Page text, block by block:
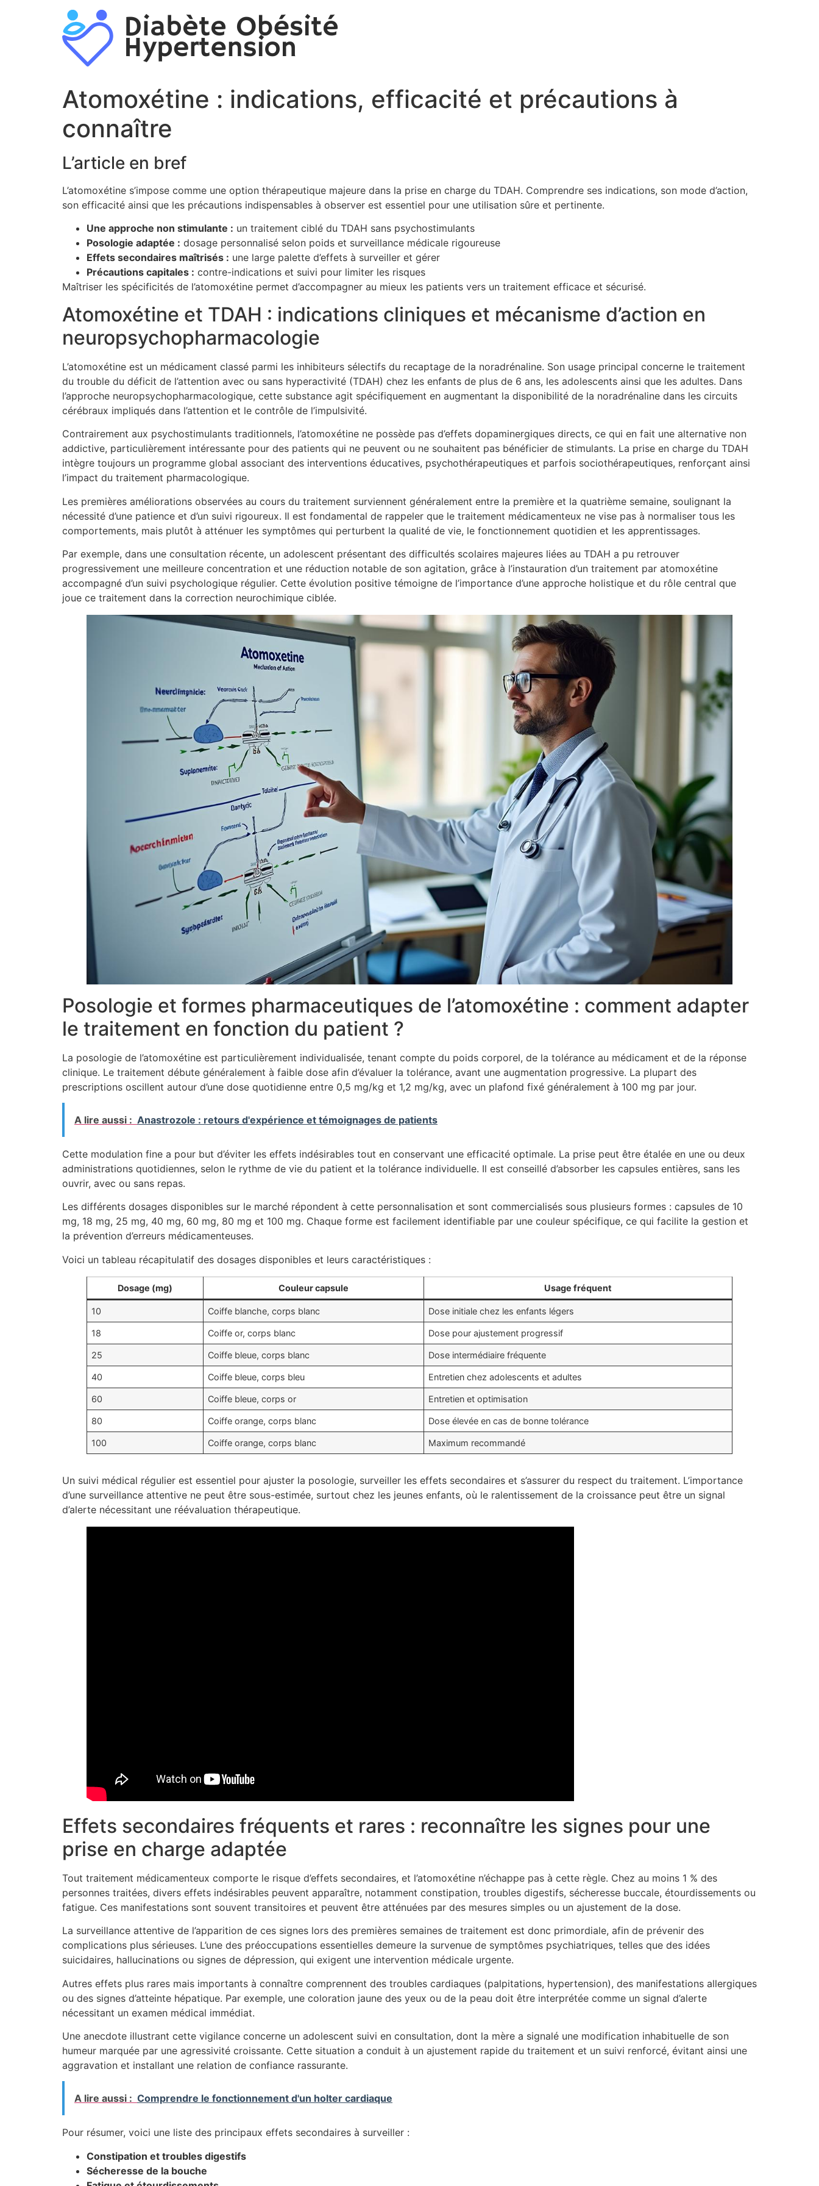
Atomoxétine : indications, efficacité et précautions à
connaître
L’article en bref
L’atomoxétine s’impose comme une option thérapeutique majeure dans la prise en charge du TDAH. Comprendre ses indications, son mode d’action,
son efficacité ainsi que les précautions indispensables à observer est essentiel pour une utilisation sûre et pertinente.
Une approche non stimulante : un traitement ciblé du TDAH sans psychostimulants
Posologie adaptée : dosage personnalisé selon poids et surveillance médicale rigoureuse
Effets secondaires maîtrisés : une large palette d’effets à surveiller et gérer
Précautions capitales : contre-indications et suivi pour limiter les risques
Maîtriser les spécificités de l’atomoxétine permet d’accompagner au mieux les patients vers un traitement efficace et sécurisé.
Atomoxétine et TDAH : indications cliniques et mécanisme d’action en
neuropsychopharmacologie
L’atomoxétine est un médicament classé parmi les inhibiteurs sélectifs du recaptage de la noradrénaline. Son usage principal concerne le traitement
du trouble du déficit de l’attention avec ou sans hyperactivité (TDAH) chez les enfants de plus de 6 ans, les adolescents ainsi que les adultes. Dans
l’approche neuropsychopharmacologique, cette substance agit spécifiquement en augmentant la disponibilité de la noradrénaline dans les circuits
cérébraux impliqués dans l’attention et le contrôle de l’impulsivité.
Contrairement aux psychostimulants traditionnels, l’atomoxétine ne possède pas d’effets dopaminergiques directs, ce qui en fait une alternative non
addictive, particulièrement intéressante pour des patients qui ne peuvent ou ne souhaitent pas bénéficier de stimulants. La prise en charge du TDAH
intègre toujours un programme global associant des interventions éducatives, psychothérapeutiques et parfois sociothérapeutiques, renforçant ainsi
l’impact du traitement pharmacologique.
Les premières améliorations observées au cours du traitement surviennent généralement entre la première et la quatrième semaine, soulignant la
nécessité d’une patience et d’un suivi rigoureux. Il est fondamental de rappeler que le traitement médicamenteux ne vise pas à normaliser tous les
comportements, mais plutôt à atténuer les symptômes qui perturbent la qualité de vie, le fonctionnement quotidien et les apprentissages.
Par exemple, dans une consultation récente, un adolescent présentant des difficultés scolaires majeures liées au TDAH a pu retrouver
progressivement une meilleure concentration et une réduction notable de son agitation, grâce à l’instauration d’un traitement par atomoxétine
accompagné d’un suivi psychologique régulier. Cette évolution positive témoigne de l’importance d’une approche holistique et du rôle central que
joue ce traitement dans la correction neurochimique ciblée.
Posologie et formes pharmaceutiques de l’atomoxétine : comment adapter
le traitement en fonction du patient ?
La posologie de l’atomoxétine est particulièrement individualisée, tenant compte du poids corporel, de la tolérance au médicament et de la réponse
clinique. Le traitement débute généralement à faible dose afin d’évaluer la tolérance, avant une augmentation progressive. La plupart des
prescriptions oscillent autour d’une dose quotidienne entre 0,5 mg/kg et 1,2 mg/kg, avec un plafond fixé généralement à 100 mg par jour.
A lire aussi : Anastrozole : retours d'expérience et témoignages de patients
Cette modulation fine a pour but d’éviter les effets indésirables tout en conservant une efficacité optimale. La prise peut être étalée en une ou deux
administrations quotidiennes, selon le rythme de vie du patient et la tolérance individuelle. Il est conseillé d’absorber les capsules entières, sans les
ouvrir, avec ou sans repas.
Les différents dosages disponibles sur le marché répondent à cette personnalisation et sont commercialisés sous plusieurs formes : capsules de 10
mg, 18 mg, 25 mg, 40 mg, 60 mg, 80 mg et 100 mg. Chaque forme est facilement identifiable par une couleur spécifique, ce qui facilite la gestion et
la prévention d’erreurs médicamenteuses.
Voici un tableau récapitulatif des dosages disponibles et leurs caractéristiques :
Dosage (mg) Couleur capsule Usage fréquent
10 Coiffe blanche, corps blanc Dose initiale chez les enfants légers
18 Coiffe or, corps blanc Dose pour ajustement progressif
25 Coiffe bleue, corps blanc Dose intermédiaire fréquente
40 Coiffe bleue, corps bleu Entretien chez adolescents et adultes
60 Coiffe bleue, corps or Entretien et optimisation
80 Coiffe orange, corps blanc Dose élevée en cas de bonne tolérance
100 Coiffe orange, corps blanc Maximum recommandé
Un suivi médical régulier est essentiel pour ajuster la posologie, surveiller les effets secondaires et s’assurer du respect du traitement. L’importance
d’une surveillance attentive ne peut être sous-estimée, surtout chez les jeunes enfants, où le ralentissement de la croissance peut être un signal
d’alerte nécessitant une réévaluation thérapeutique.
Effets secondaires fréquents et rares : reconnaître les signes pour une
prise en charge adaptée
Tout traitement médicamenteux comporte le risque d’effets secondaires, et l’atomoxétine n’échappe pas à cette règle. Chez au moins 1 % des
personnes traitées, divers effets indésirables peuvent apparaître, notamment constipation, troubles digestifs, sécheresse buccale, étourdissements ou
fatigue. Ces manifestations sont souvent transitoires et peuvent être atténuées par des mesures simples ou un ajustement de la dose.
La surveillance attentive de l’apparition de ces signes lors des premières semaines de traitement est donc primordiale, afin de prévenir des
complications plus sérieuses. L’une des préoccupations essentielles demeure la survenue de symptômes psychiatriques, telles que des idées
suicidaires, hallucinations ou signes de dépression, qui exigent une intervention médicale urgente.
Autres effets plus rares mais importants à connaître comprennent des troubles cardiaques (palpitations, hypertension), des manifestations allergiques
ou des signes d’atteinte hépatique. Par exemple, une coloration jaune des yeux ou de la peau doit être interprétée comme un signal d’alerte
nécessitant un examen médical immédiat.
Une anecdote illustrant cette vigilance concerne un adolescent suivi en consultation, dont la mère a signalé une modification inhabituelle de son
humeur marquée par une agressivité croissante. Cette situation a conduit à un ajustement rapide du traitement et un suivi renforcé, évitant ainsi une
aggravation et installant une relation de confiance rassurante.
A lire aussi : Comprendre le fonctionnement d'un holter cardiaque
Pour résumer, voici une liste des principaux effets secondaires à surveiller :
Constipation et troubles digestifs
Sécheresse de la bouche